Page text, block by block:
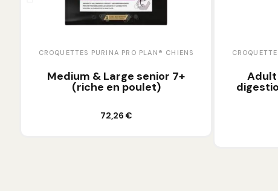
CROQUETTES PURINA PRO PLAN® CHIENS
Medium & Large senior 7+
(riche en poulet)
72,26 €
Ajouter au panier
Adult